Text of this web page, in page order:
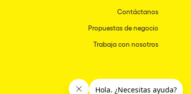
Contáctanos
Propuestas de negocio
Trabaja con nosotros